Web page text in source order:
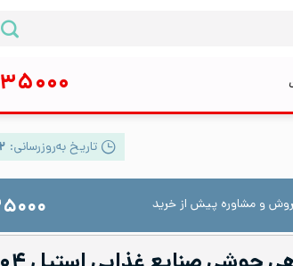
تاریخ به‌روزرسانی: ۱۲
و مشاوره پیش از خرید ۰۲۱